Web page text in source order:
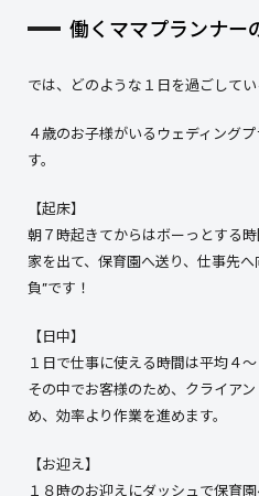
働くママプランナー
では、どのような１日を過ごして
４歳のお子様がいるウェディング
す。
【起床】
朝７時起きてからはボーっとする時
家を出て、保育園へ送り、仕事先
負”です！
【日中】
１日で仕事に使える時間は平均４～
その中でお客様のため、クライア
め、効率より作業を進めます。
【お迎え】
１８時のお迎えにダッシュで保育園